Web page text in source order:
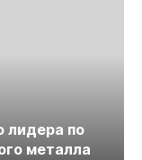
лидера по
металла